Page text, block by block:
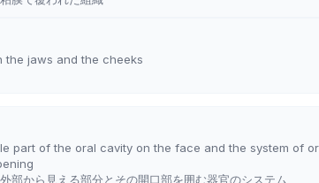
the jaws and the cheeks
part of the oral cavity on the face and the system of
部から見える部分とその開口部を囲む器官のシステム